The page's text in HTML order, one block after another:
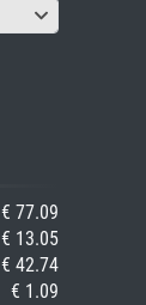
€ 77.09
€ 13.05
€ 42.74
€ 1.09